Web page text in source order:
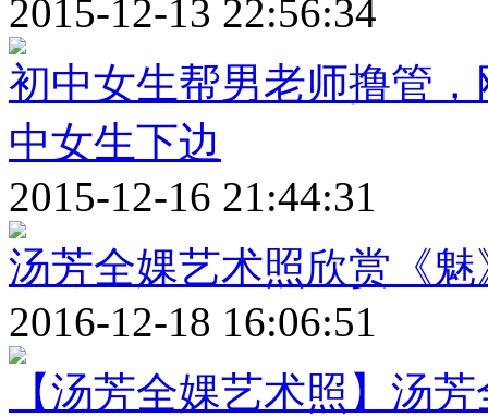
2015-12-13 22:56:34
初中女生帮男老师撸管
中女生下边
2015-12-16 21:44:31
汤芳全婐艺术照欣赏《魅
2016-12-18 16:06:51
【汤芳全婐艺术照】汤